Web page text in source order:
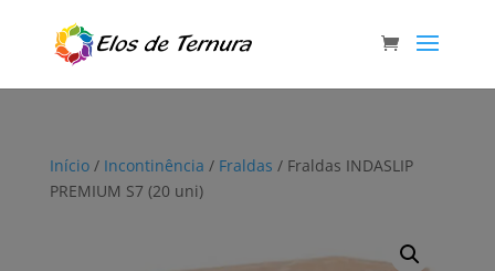
Início/ Incontinência / Fraldas / Fraldas INDASLIP
PREMIUM S7 (20 uni)